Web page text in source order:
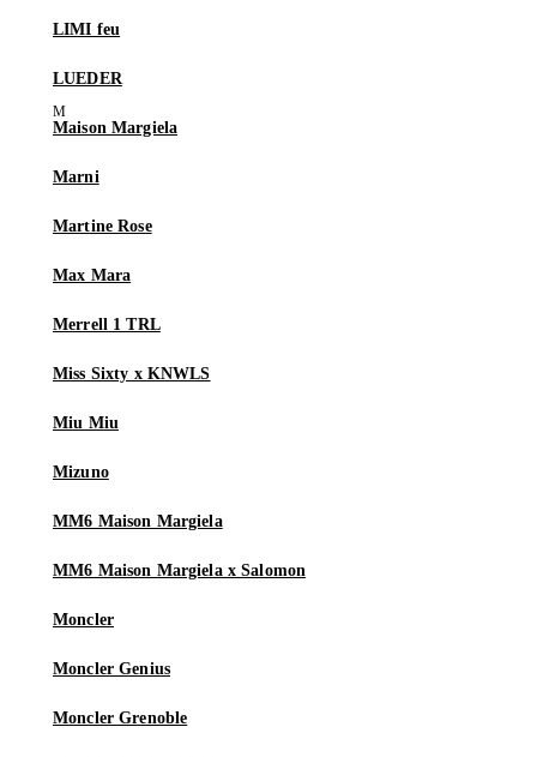
LIMI feu
LUEDER
Maison Margiela
Marni
Martine Rose
Max Mara
Merrell 1 TRL
Miss Sixty x KNWLS
Miu Miu
Mizuno
MM6 Maison Margiela
MM6 Maison Margiela x Salomon
Moncler
Moncler Genius
Moncler Grenoble